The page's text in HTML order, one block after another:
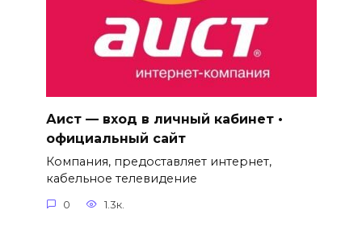
Аист — вход в личный кабинет •
официальный сайт
Компания, предоставляет интернет,
кабельное телевидение
0 1.3к.